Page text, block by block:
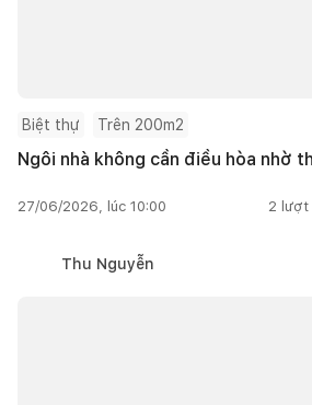
Biệt thự Trên 200m2
Ngôi nhà không cần điều hòa nhờ
27/06/2026, lúc 10:00 2 lượt
Thu Nguyễn